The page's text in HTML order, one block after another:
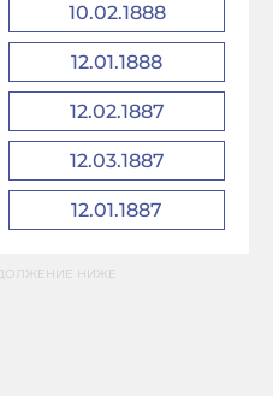
10.02.1888
12.01.1888
12.02.1887
12.03.1887
12.01.1887
НИЖЕ